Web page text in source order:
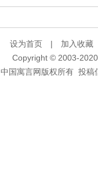
设为首页 | 加入收藏
Copyright © 2003-
中国寓言网版权所有 投